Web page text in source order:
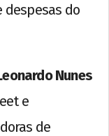
despesas do
Nunes
e
de